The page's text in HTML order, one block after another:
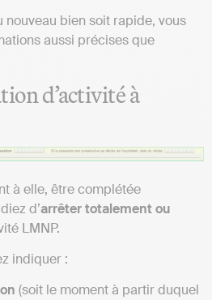
nouveau bien soit rapide, vous
aussi précises que
d’activité à
à elle, être complétée
d’arrêter totalement ou
LMNP.
indiquer :
(soit le moment à partir duquel